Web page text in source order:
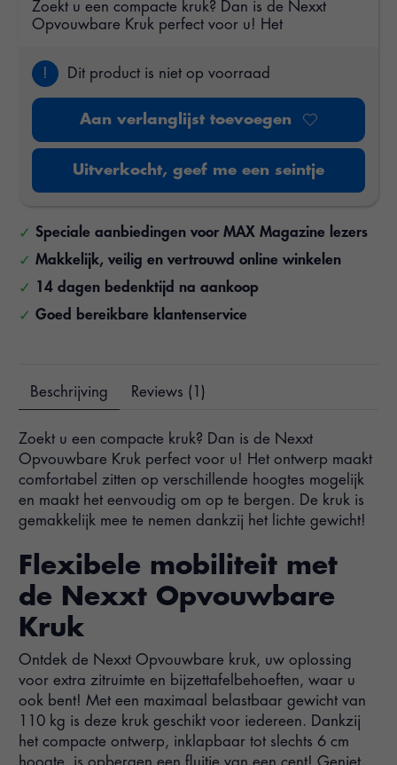
Zoekt u een compacte kruk? Dan is de Nexxt
Opvouwbare Kruk perfect voor u! Het
! Dit product is niet op voorraad
Aan verlanglijst toevoegen
Uitverkocht, geef me een seintje
Speciale aanbiedingen voor MAX Magazine lezers
Makkelijk, veilig en vertrouwd online winkelen
14 dagen bedenktijd na aankoop
Goed bereikbare klantenservice
Beschrijving Reviews (1)
Zoekt u een compacte kruk? Dan is de Nexxt
Opvouwbare Kruk perfect voor u! Het ontwerp maakt
comfortabel zitten op verschillende hoogtes mogelijk
en maakt het eenvoudig om op te bergen. De kruk is
gemakkelijk mee te nemen dankzij het lichte gewicht!
Flexibele mobiliteit met
de Nexxt Opvouwbare
Kruk
Ontdek de Nexxt Opvouwbare kruk, uw oplossing
voor extra zitruimte en bijzettafelbehoeften, waar u
ook bent! Met een maximaal belastbaar gewicht van
110 kg is deze kruk geschikt voor iedereen. Dankzij
het compacte ontwerp, inklapbaar tot slechts 6 cm